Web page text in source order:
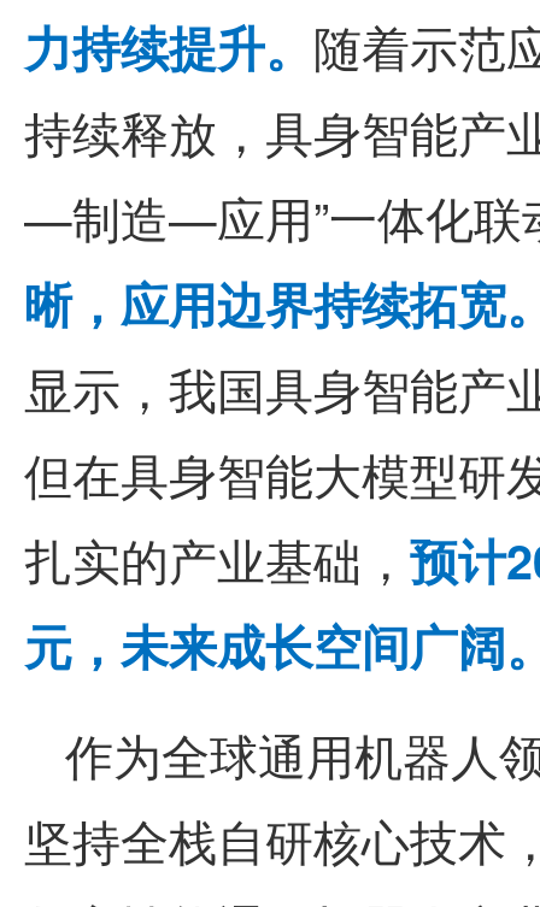
力持续提升。 随着示范
持续释放，具身智能产
—制造—应用”一体化联
晰，应用边界持续拓宽
显示，我国具身智能产
但在具身智能大模型研
扎实的产业基础， 预计
元，未来成长空间广阔
作为全球通用机器人
坚持全栈自研核心技术